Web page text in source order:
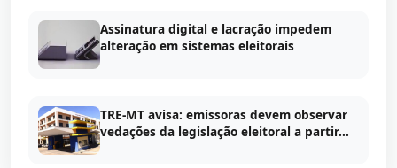
Assinatura digital e lacração impedem
alteração em sistemas eleitorais
TRE-MT avisa: emissoras devem observar
vedações da legislação eleitoral a partir...